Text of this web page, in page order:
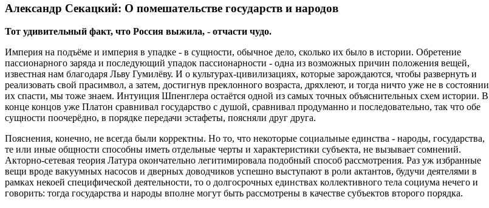
Александр Секацкий: О помешательстве государств и народов
Тот удивительный факт, что Россия выжила, - отчасти чудо.
Империя на подъёме и империя в упадке - в сущности, обычное дело, сколько их было в истории. Обретение
пассионарного заряда и последующий упадок пассионарности - одна из возможных причин положения вещей,
известная нам благодаря Льву Гумилёву. И о культурах-цивилизациях, которые зарождаются, чтобы развернуть и
реализовать свой прасимвол, а затем, достигнув преклонного возраста, дряхлеют, и тогда ничто уже не в состоянии
их спасти, мы тоже знаем. Интуиция Шпенглера остаётся одной из самых точных объяснительных схем истории. В
конце концов уже Платон сравнивал государство с душой, сравнивал продуманно и последовательно, так что обе
сущности поочерёдно, в порядке передачи эстафеты, поясняли друг друга.
Пояснения, конечно, не всегда были корректны. Но то, что некоторые социальные единства - народы, государства,
те или иные общности способны иметь отдельные черты и характеристики субъекта, не вызывает сомнений.
Акторно-сетевая теория Латура окончательно легитимировала подобный способ рассмотрения. Раз уж избранные
вещи вроде вакуумных насосов и дверных доводчиков успешно выступают в роли актантов, будучи деятелями в
рамках некоей специфической деятельности, то о долгосрочных единствах коллективного тела социума нечего и
говорить: тогда государства и народы вполне могут быть рассмотрены в качестве субъектов второго порядка.